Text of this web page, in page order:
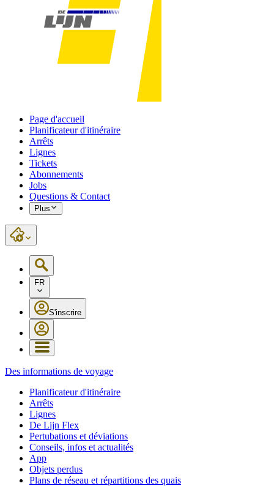
Page d'accueil
Planificateur d'itinéraire
Arrêts
Lignes
Tickets
Abonnements
Jobs
Questions & Contact
Plus
FR
S'inscrire
Des informations de voyage
Planificateur d'itinéraire
Arrêts
Lignes
De Lijn Flex
Pertubations et déviations
Conseils, infos et actualités
App
Objets perdus
Plans de réseau et répartitions des quais